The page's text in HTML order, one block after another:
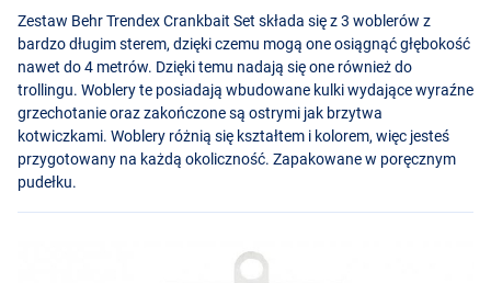
Zestaw Behr Trendex Crankbait Set składa się z 3 woblerów z
bardzo długim sterem, dzięki czemu mogą one osiągnąć głębokość
nawet do 4 metrów. Dzięki temu nadają się one również do
trollingu. Woblery te posiadają wbudowane kulki wydające wyraźne
grzechotanie oraz zakończone są ostrymi jak brzytwa
kotwiczkami. Woblery różnią się kształtem i kolorem, więc jesteś
przygotowany na każdą okoliczność. Zapakowane w poręcznym
pudełku.